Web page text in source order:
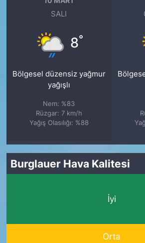
SALI
8°
Bölgesel düzensiz yağmur
yağışlı
Nem: %83
Rüzgar: 7 km/h
Yağış Olasılığı: %88
Burglauer Hava Kalitesi
İyi
Orta